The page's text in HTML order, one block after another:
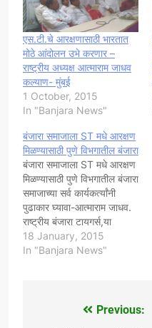
एस.टी.चे आरक्षणासाठी भारतात
मोठे आंदोलन उभे करणार –
राष्ट्रीय अध्यक्ष आत्माराम जाधव
कल्याण- मुंबई
1 October, 2015
In "Banjara News"
बंजारा समाजाला ST मधे आरक्षण
मिळण्यासाठी पुणे विभगातील बंजारा
बंजारा समाजाला ST मधे आरक्षण
मिळण्यासाठी पुणे विभगातील बंजारा
समाजाच्या सर्व कार्यकर्त्यांनी
पुढाकार घ्यावा-आत्माराम जाधव.
राष्ट्रीय बंजारा टायगर्स,या
सामाजिक संघटनेची ,पुणे
जिल्ह्यातील कार्यकर्त्यांची बैठक
हवेली,जिल्हा-पुणे.येथे अतिशय
18 January, 2015
In "Banjara News"
Previous: